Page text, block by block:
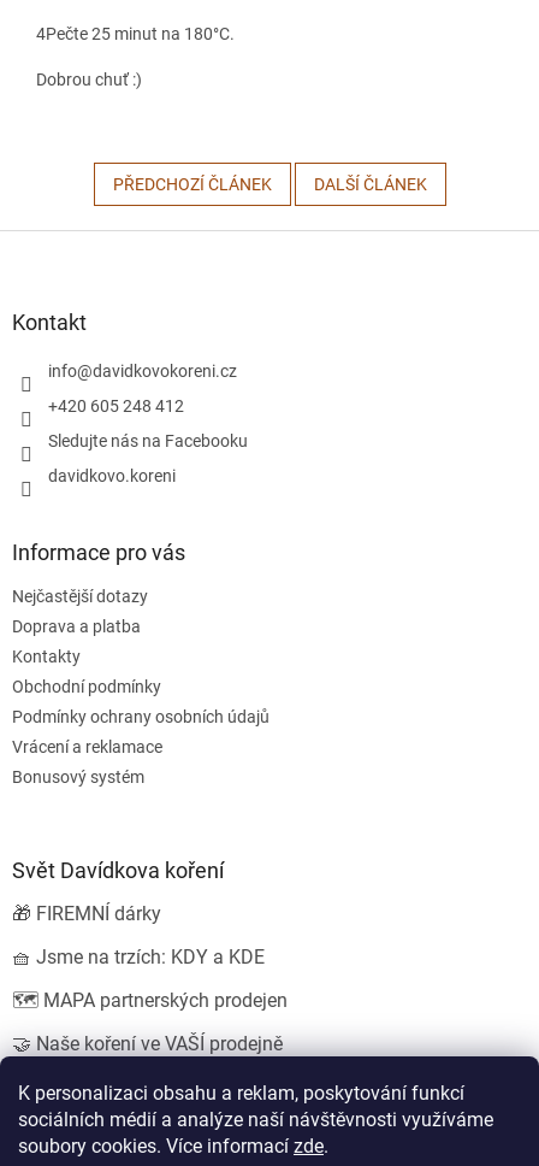
K personalizaci obsahu a reklam, poskytování funkcí
sociálních médií a analýze naší návštěvnosti využíváme
soubory cookies. Více informací zde.
4Pečte 25 minut na 180°C.
Dobrou chuť :)
PŘEDCHOZÍ ČLÁNEK DALŠÍ ČLÁNEK
Kontakt
info@davidkovokoreni.cz
+420 605 248 412
Sledujte nás na Facebooku
davidkovo.koreni
Informace pro vás
Nejčastější dotazy
Doprava a platba
Kontakty
Obchodní podmínky
Podmínky ochrany osobních údajů
Vrácení a reklamace
Bonusový systém
Svět Davídkova koření
🎁 FIREMNÍ dárky
🧺 Jsme na trzích: KDY a KDE
🗺️ MAPA partnerských prodejen
🤝 Naše koření ve VAŠÍ prodejně
💍 SVATEBNÍ dárky